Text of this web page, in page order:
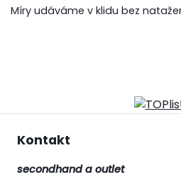
Míry udáváme v klidu bez
Kontakt
secondhand a outlet